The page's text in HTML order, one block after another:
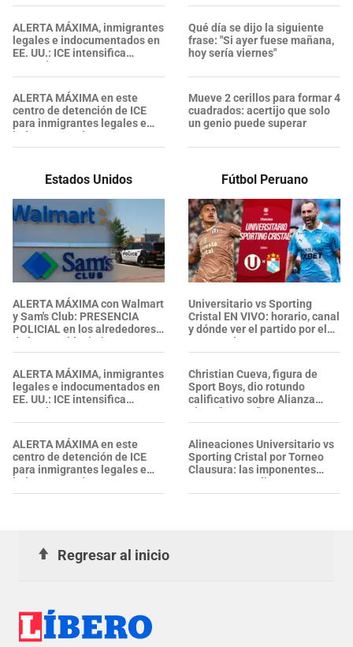
esta zona, ¿se confirmaron
ALERTA MÁXIMA, inmigrantes
legales e indocumentados en
EE. UU.: ICE intensifica
operativos en aeropuertos y
arresta a NUMEROSOS
EXTRANJEROS en un solo día
ALERTA MÁXIMA en este
centro de detención de ICE
para inmigrantes legales e
indocumentados en EE. UU.:
SALVADOREÑO falleció tras
médica"
Qué día se dijo la siguiente
frase: "Si ayer fuese mañana,
hoy sería viernes"
Mueve 2 cerillos para formar 4
cuadrados: acertijo que solo
un genio puede superar
Estados Unidos
ALERTA MÁXIMA con Walmart
y Sam's Club: PRESENCIA
POLICIAL en los alrededores
de los establecimientos en
esta zona, ¿se confirmaron
ALERTA MÁXIMA, inmigrantes
legales e indocumentados en
EE. UU.: ICE intensifica
operativos en aeropuertos y
arresta a NUMEROSOS
EXTRANJEROS en un solo día
ALERTA MÁXIMA en este
centro de detención de ICE
para inmigrantes legales e
indocumentados en EE. UU.:
SALVADOREÑO falleció tras
Fútbol Peruano
Universitario vs Sporting
Cristal EN VIVO: horario, canal
y dónde ver el partido por el
Torneo Clausura 2026
Christian Cueva, figura de
Sport Boys, dio rotundo
calificativo sobre Alianza
Lima: "Es un..."
Alineaciones Universitario vs
Sporting Cristal por Torneo
Clausura: las imponentes
oncenas que alistan
Regresar al inicio